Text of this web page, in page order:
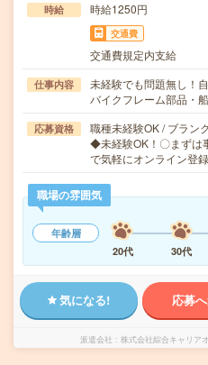
時給 時給1250円
交通費
交通費規定内支給
仕事内容
未経験でも問題無し！
バイクフレーム部品・
応募資格
職種未経験OK / ブラン
◆未経験OK！〇まずは
で気軽にオンライン登
職場の雰囲気
年齢層
20代
30代
気になる! 応募
派遣会社 株式会社綜合キャリア